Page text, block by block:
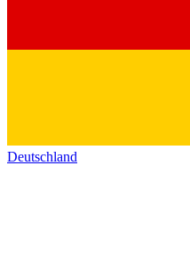
Deutschland